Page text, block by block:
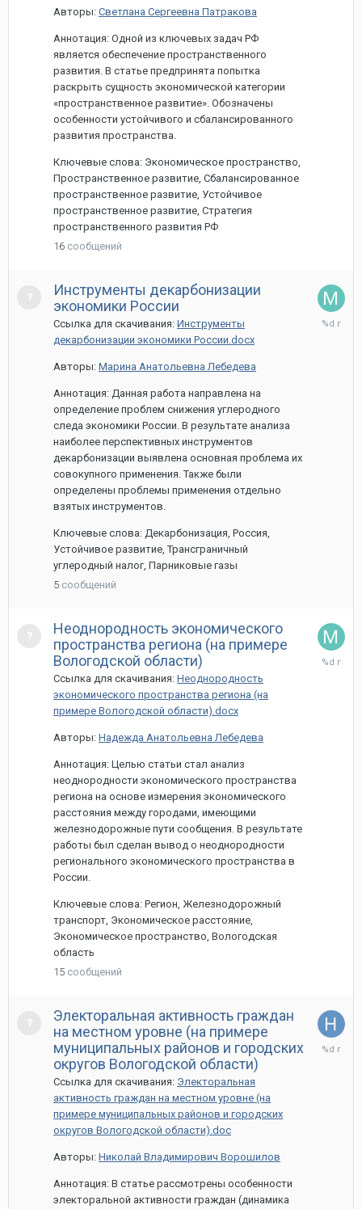
Авторы: Светлана Сергеевна Патракова
Аннотация: Одной из ключевых задач РФ
является обеспечение пространственного
развития. В статье предпринята попытка
раскрыть сущность экономической категории
«пространственное развитие». Обозначены
особенности устойчивого и сбалансированного
развития пространства.
Ключевые слова: Экономическое пространство,
Пространственное развитие, Сбалансированное
пространственное развитие, Устойчивое
пространственное развитие, Стратегия
пространственного развития РФ
16 сообщений
Инструменты декарбонизации
экономики России
Ссылка для скачивания: Инструменты
декарбонизации экономики России.docx
Авторы: Марина Анатольевна Лебедева
Аннотация: Данная работа направлена на
определение проблем снижения углеродного
следа экономики России. В результате анализа
наиболее перспективных инструментов
декарбонизации выявлена основная проблема их
совокупного применения. Также были
определены проблемы применения отдельно
взятых инструментов.
Ключевые слова: Декарбонизация, Россия,
Устойчивое развитие, Трансграничный
углеродный налог, Парниковые газы
5 сообщений
13
Неоднородность экономического
пространства региона (на примере
Вологодской области)
Ссылка для скачивания: Неоднородность
экономического пространства региона (на
примере Вологодской области).docx
Авторы: Надежда Анатольевна Лебедева
Аннотация: Целью статьи стал анализ
неоднородности экономического пространства
региона на основе измерения экономического
расстояния между городами, имеющими
железнодорожные пути сообщения. В результате
работы был сделан вывод о неоднородности
регионального экономического пространства в
России.
Ключевые слова: Регион, Железнодорожный
транспорт, Экономическое расстояние,
Экономическое пространство, Вологодская
область
15 сообщений
13
Электоральная активность граждан
на местном уровне (на примере
муниципальных районов и городских
округов Вологодской области)
Ссылка для скачивания: Электоральная
активность граждан на местном уровне (на
примере муниципальных районов и городских
округов Вологодской области).doc
Авторы: Николай Владимирович Ворошилов
Аннотация: В статье рассмотрены особенности
электоральной активности граждан (динамика
13